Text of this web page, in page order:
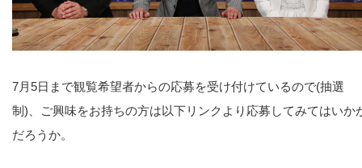
7月5日まで観覧希望者からの応募を受け付けているので(抽選
制)、ご興味をお持ちの方は以下リンクより応募してみてはいか
だろうか。